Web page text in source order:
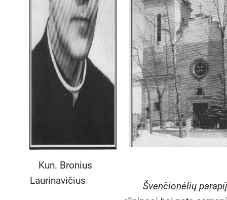
Kun. Bronius
Laurinavičius
Švenčionėlių